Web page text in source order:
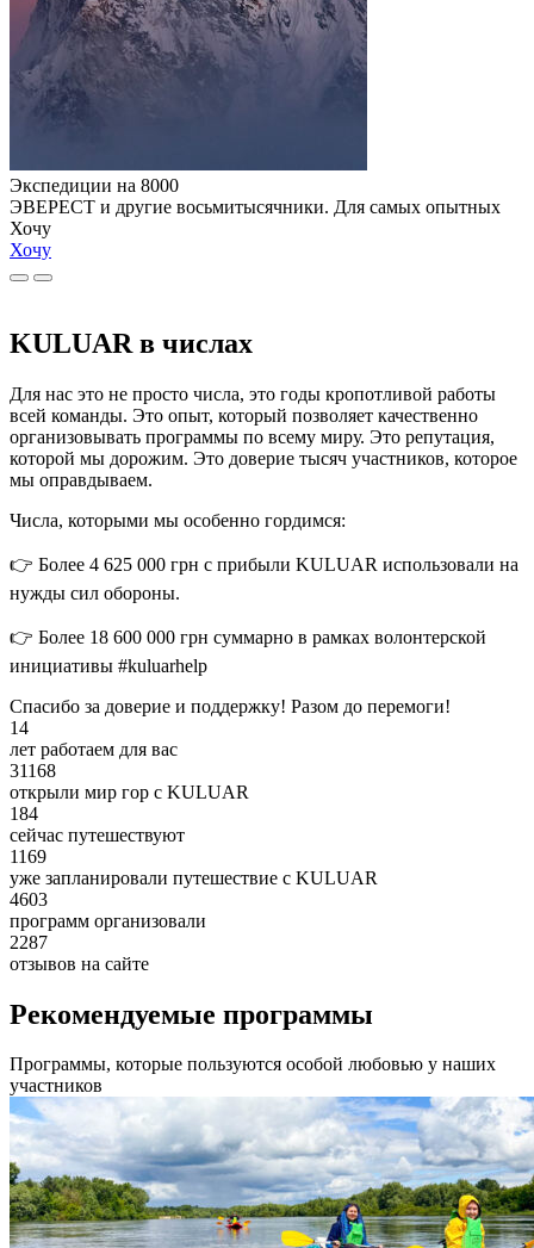
Экспедиции на 8000
ЭВЕРЕСТ и другие восьмитысячники. Для самых опытных
Хочу
Хочу
KULUAR в числах
Для нас это не просто числа, это годы кропотливой работы
всей команды. Это опыт, который позволяет качественно
организовывать программы по всему миру. Это репутация,
которой мы дорожим. Это доверие тысяч участников, которое
мы оправдываем.
Числа, которыми мы особенно гордимся:
👉 Более 4 625 000 грн с прибыли KULUAR использовали на
нужды сил обороны.
👉 Более 18 600 000 грн суммарно в рамках волонтерской
инициативы #kuluarhelp
Спасибо за доверие и поддержку! Разом до перемоги!
14
лет работаем для вас
31168
открыли мир гор с KULUAR
184
сейчас путешествуют
1169
уже запланировали путешествие с KULUAR
4603
программ организовали
2287
отзывов на сайте
Рекомендуемые программы
Программы, которые пользуются особой любовью у наших
участников